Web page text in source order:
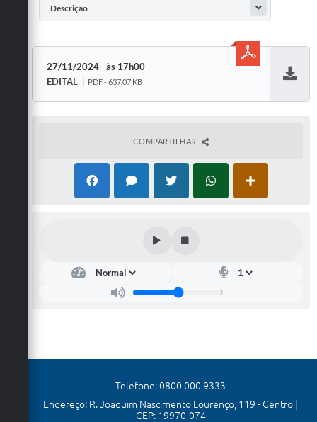
Descrição
27/11/2024
17h00
EDITAL
PDF - 637,07 KB
COMPARTILHAR
Telefone: 0800 000 9333
Endereço: R. Joaquim Nascimento Lourenço, 119 - Centro |
CEP: 19970-074